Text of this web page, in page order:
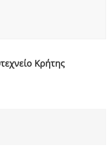
Κρήτης